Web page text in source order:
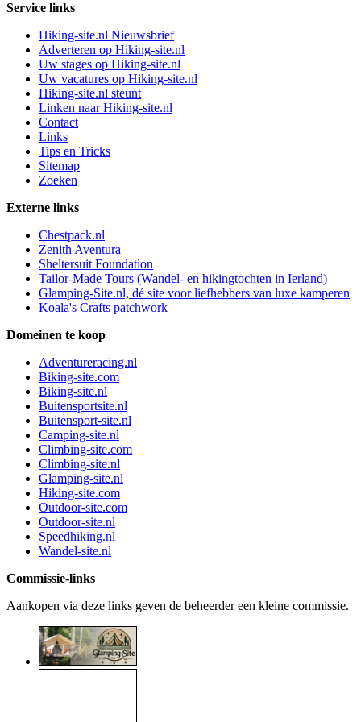
Service links
Hiking-site.nl Nieuwsbrief
Adverteren op Hiking-site.nl
Uw stages op Hiking-site.nl
Uw vacatures op Hiking-site.nl
Hiking-site.nl steunt
Linken naar Hiking-site.nl
Contact
Links
Tips en Tricks
Sitemap
Zoeken
Externe links
Chestpack.nl
Zenith Aventura
Sheltersuit Foundation
Tailor-Made Tours (Wandel- en hikingtochten in Ierland)
Glamping-Site.nl, dé site voor liefhebbers van luxe kamperen
Koala's Crafts patchwork
Domeinen te koop
Adventureracing.nl
Biking-site.com
Biking-site.nl
Buitensportsite.nl
Buitensport-site.nl
Camping-site.nl
Climbing-site.com
Climbing-site.nl
Glamping-site.nl
Hiking-site.com
Outdoor-site.com
Outdoor-site.nl
Speedhiking.nl
Wandel-site.nl
Commissie-links
Aankopen via deze links geven de beheerder een kleine commissie.